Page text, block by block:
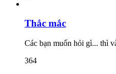
Thắc mắc
Các bạn muốn hỏi gì... thì
364